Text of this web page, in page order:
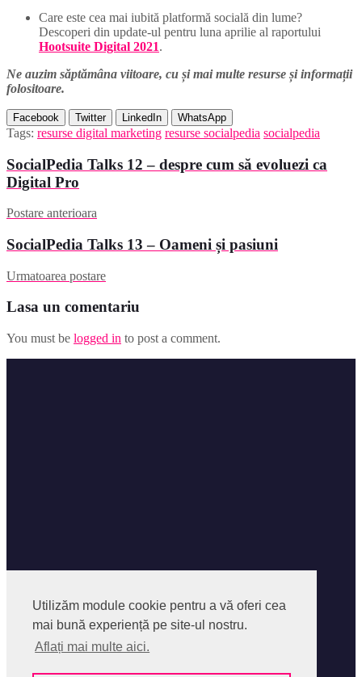
Utilizăm module cookie pentru a vă oferi cea
mai bună experiență pe site-ul nostru.
Aflați mai multe aici.
Care este cea mai iubită platformă socială din lume?
Descoperi din update-ul pentru luna aprilie al raportului
Hootsuite Digital 2021.
Ne auzim săptămâna viitoare, cu și mai multe resurse și informații
folositoare.
Facebook Twitter LinkedIn WhatsApp
Tags: resurse digital marketing resurse socialpedia socialpedia
SocialPedia Talks 12 – despre cum să evoluezi ca
Digital Pro
Postare anterioara
SocialPedia Talks 13 – Oameni și pasiuni
Urmatoarea postare
Lasa un comentariu
You must be logged in to post a comment.
Instagram
Politica privind Fisierele Cookies